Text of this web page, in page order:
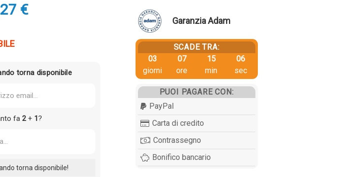
€Il
torna disponibile
fa 2+ 1?
Garanzia Adam
SCADE TRA:
03
giorni
07
ore
15
min
06
sec
PUOI PAGARE CON:
PayPal
Carta di credito
Contrassegno
Bonifico bancario